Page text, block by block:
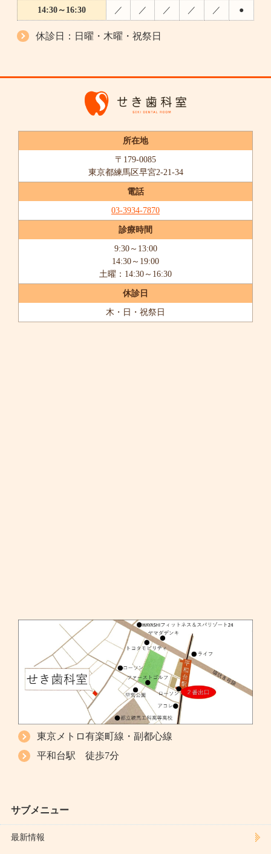
14:30～16:30 ／ ／ ／ ／ ／ ●
休診日：日曜・木曜・祝祭日
所在地
〒179-0085
東京都練馬区早宮2-21-34
電話
03-3934-7870
診療時間
9:30～13:00
14:30～19:00
土曜：14:30～16:30
休診日
木・日・祝祭日
東京メトロ有楽町線・副都心線
平和台駅 徒歩7分
サブメニュー
最新情報